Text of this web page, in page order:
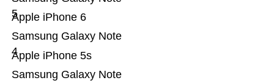
Samsung Galaxy Note
Apple iPhone 5s
Samsung Galaxy Note
4
Apple iPhone 6
5